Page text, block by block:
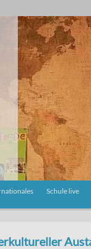
Schule live